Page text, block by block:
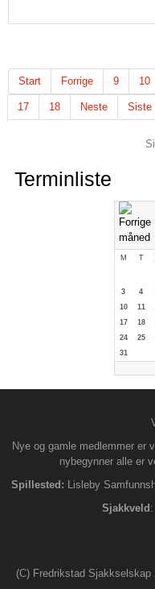
Start Forrige 9 10
17 18 Neste Siste
Terminliste
M T
3
4
10
11
17
18
24
25
31
Nye og gamle medlemmer er
nybegynner alle er
Spillested:
Lisleby
Sjakkveld
(C) Fredrikstad Sjakkselskap